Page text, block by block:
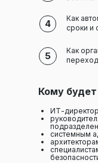
Кому
Как
сроки и
4
Как
5
ИТ-
системным